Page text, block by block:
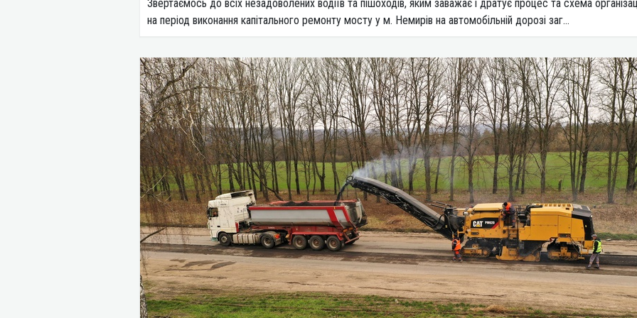
Звертаємось до всіх незадоволених водіїв та пішоходів, яким заважає і дратує процес та схема
на період виконання капітального ремонту мосту у м. Немирів на автомобільній дорозі заг...